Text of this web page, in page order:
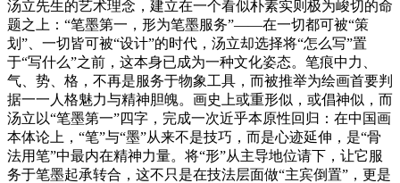
汤立先生的艺术理念，建立在一个看似朴素实则极为峻切的命
题之上：“笔墨第一，形为笔墨服务”——在一切都可被“策
划”、一切皆可被“设计”的时代，汤立却选择将“怎么写”置
于“写什么”之前，这本身已成为一种文化姿态。笔痕中力、
气、势、格，不再是服务于物象工具，而被推举为绘画首要判
据一一人格魅力与精神胆魄。画史上或重形似，或倡神似，而
汤立以“笔墨第一”四字，完成一次近乎本原性回归：在中国画
本体论上，“笔”与“墨”从来不是技巧，而是心迹延伸，是“骨
法用笔”中最内在精神力量。将“形”从主导地位请下，让它服
务于笔墨起承转合，这不只是在技法层面做“主宾倒置”，更是